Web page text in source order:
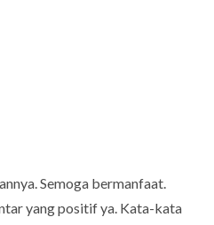
Semoga bermanfaat.
yang positif ya. Kata-kata